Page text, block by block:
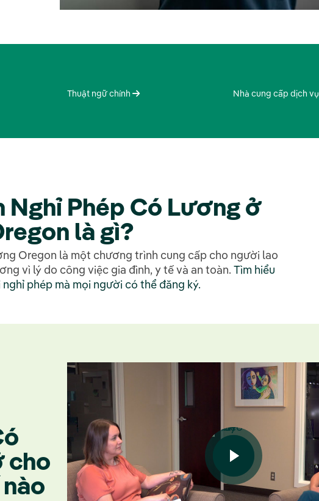
Thuật ngữ chính Nhà cung cấp dịch vụ
Phép Có Lương ở
là gì?
Oregon là một chương trình cung cấp cho người lao
vì lý do công việc gia đình, y tế và an toàn. Tìm hiểu
phép mà mọi người có thể đăng ký.
cho